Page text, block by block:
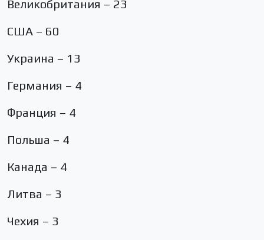
Великобритания – 23
США – 60
Украина – 13
Германия – 4
Франция – 4
Польша – 4
Канада – 4
Литва – 3
Чехия – 3